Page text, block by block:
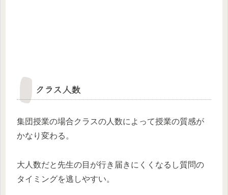
クラス人数
集団授業の場合クラスの人数によって授業の質感が
かなり変わる。
大人数だと先生の目が行き届きにくくなるし質問の
タイミングを逃しやすい。